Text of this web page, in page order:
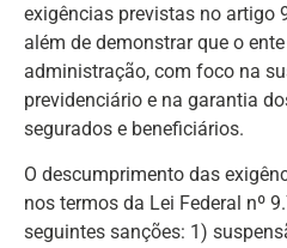
exigências previstas no artigo
além de demonstrar que o
administração, com foco na
previdenciário e na garantia
segurados e beneficiários.
O descumprimento das
nos termos da Lei Federal nº
seguintes sanções: 1)